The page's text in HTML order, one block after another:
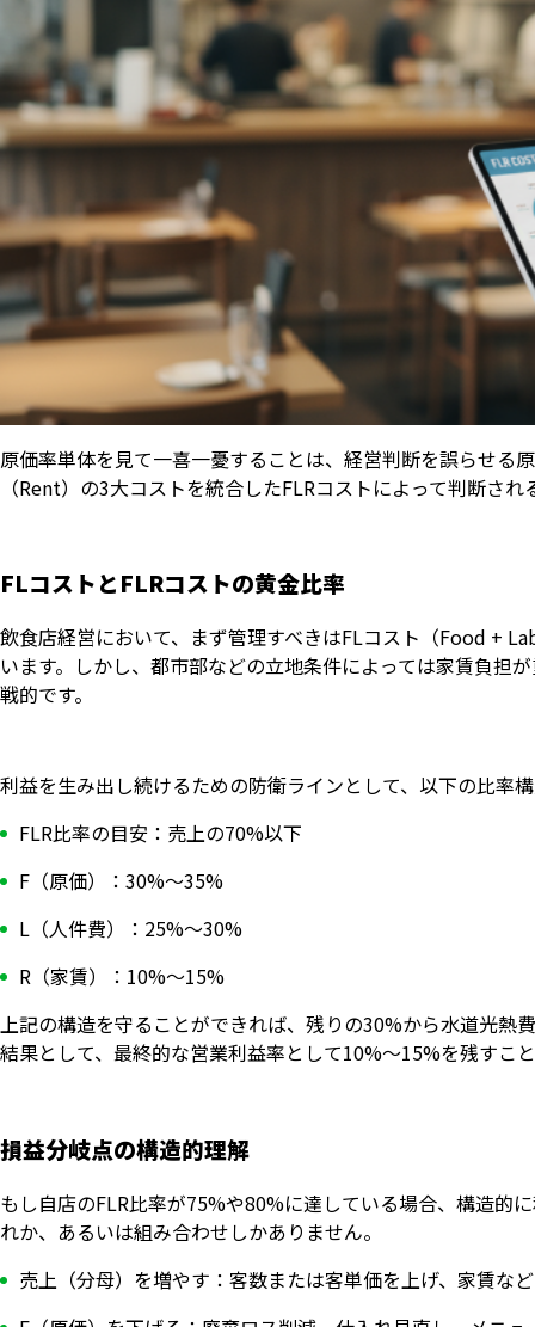
原価率単体を見て一喜一憂することは、経営判断を誤らせ
（Rent）の3大コストを統合したFLRコストによって判断され
FLコストとFLRコストの黄金比率
飲食店経営において、まず管理すべきはFLコスト（Food +
います。しかし、都市部などの立地条件によっては家賃負担
戦的です。
利益を生み出し続けるための防衛ラインとして、以下の比率
FLR比率の目安：売上の70%以下
F（原価）：30%〜35%
L（人件費）：25%〜30%
R（家賃）：10%〜15%
上記の構造を守ることができれば、残りの30%から水道光熱
結果として、最終的な営業利益率として10%〜15%を残すこ
損益分岐点の構造的理解
もし自店のFLR比率が75%や80%に達している場合、構造的
れか、あるいは組み合わせしかありません。
売上（分母）を増やす：客数または客単価を上げ、家賃な